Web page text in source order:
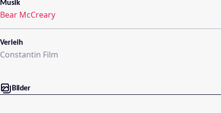
Musik
Bear McCreary
Verleih
Constantin Film
Bilder